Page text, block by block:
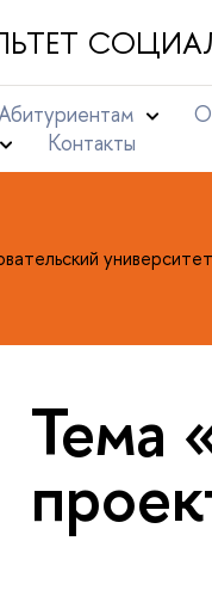
Контакты
Тема